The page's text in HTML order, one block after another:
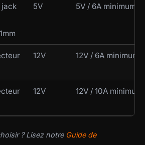
jack
5V 5V / 6A minimum
12V 12V / 6A minimum
12V 12V / 10A minimum
? Lisez notre Guide de